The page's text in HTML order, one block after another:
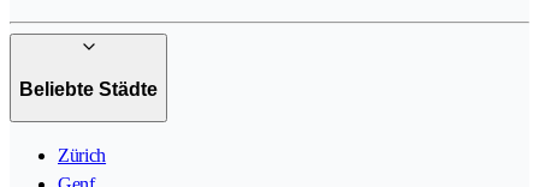
Beliebte Städte
Zürich